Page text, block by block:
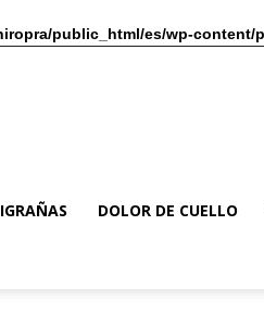
public_html/es/wp-
DOLOR DE CUELLO